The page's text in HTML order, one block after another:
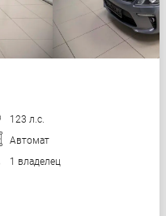
123 л.с.
Автомат
1 владелец